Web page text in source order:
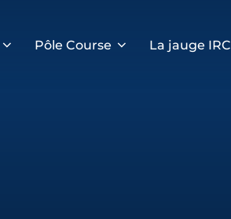
Pôle Course La jauge IRC